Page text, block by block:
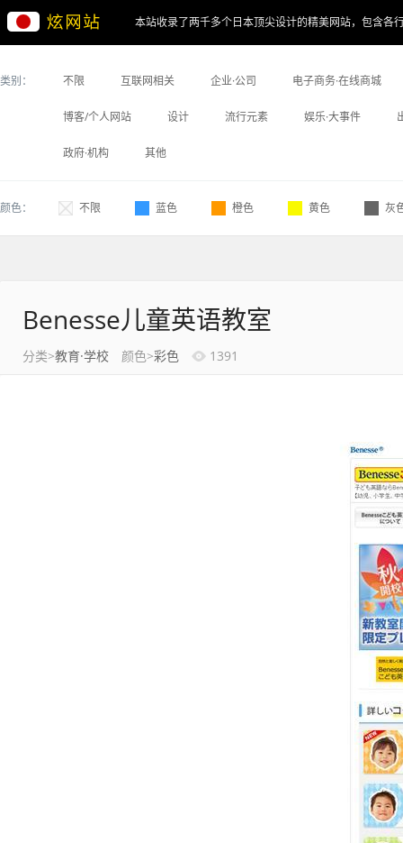
本站收录了两千多个日本顶尖设计的精美网站，包含各
类别： 不限 互联网相关 企业·公司 电子商务·在线商城
博客/个人网站 设计 流行元素 娱乐·大事件
政府·机构 其他
颜色： 不限 蓝色 橙色 黄色 灰
Benesse儿童英语教室
分类>教育·学校 颜色>彩色 1391